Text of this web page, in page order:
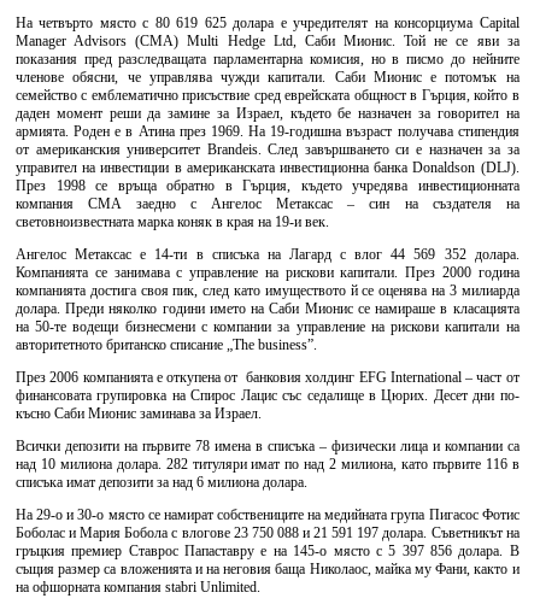
На четвърто място с 80 619 625 долара е учредителят на консорциума Capital
Manager Advisors (CMA) Multi Hedge Ltd, Саби Мионис. Той не се яви за
показания пред разследващата парламентарна комисия, но в писмо до нейните
членове обясни, че управлява чужди капитали. Саби Мионис е потомък на
семейство с емблематично присъствие сред еврейската общност в Гърция, който в
даден момент реши да замине за Израел, където бе назначен за говорител на
армията. Роден е в Атина през 1969. На 19-годишна възраст получава стипендия
от американския университет Brandeis. След завършването си е назначен за за
управител на инвестиции в американската инвестиционна банка Donaldson (DLJ).
През 1998 се връща обратно в Гърция, където учредява инвестиционната
компания СМА заедно с Ангелос Метаксас – син на създателя на
световноизвестната марка коняк в края на 19-и век.
Ангелос Метаксас е 14-ти в списъка на Лагард с влог 44 569 352 долара.
Компанията се занимава с управление на рискови капитали. През 2000 година
компанията достига своя пик, след като имуществото й се оценява на 3 милиарда
долара. Преди няколко години името на Саби Мионис се намираше в класацията
на 50-те водещи бизнесмени с компании за управление на рискови капитали на
авторитетното британско списание „The business”.
През 2006 компанията е откупена от банковия холдинг EFG International – част от
финансовата групировка на Спирос Лацис със седалище в Цюрих. Десет дни по-
късно Саби Мионис заминава за Израел.
Всички депозити на първите 78 имена в списъка – физически лица и компании са
над 10 милиона долара. 282 титуляри имат по над 2 милиона, като първите 116 в
списъка имат депозити за над 6 милиона долара.
На 29-о и 30-о място се намират собствениците на медийната група Пигасос Фотис
Боболас и Мария Бобола с влогове 23 750 088 и 21 591 197 долара. Съветникът на
гръцкия премиер Ставрос Папаставру е на 145-о място с 5 397 856 долара. В
същия размер са вложенията и на неговия баща Николаос, майка му Фани, както и
на офшорната компания stabri Unlimited.